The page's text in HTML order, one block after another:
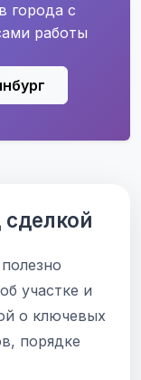
города с
работы
сделкой
участке и
о ключевых
порядке